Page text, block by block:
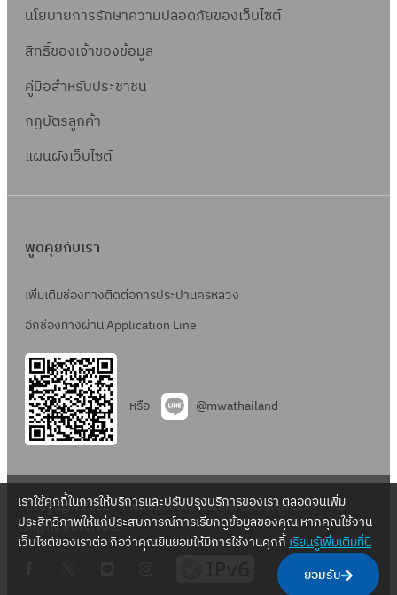
นโยบายการรักษาความปลอดภัยของเว็บไซต์
สิทธิ์ของเจ้าของข้อมูล
คู่มือสำหรับประชาชน
กฎบัตรลูกค้า
แผนผังเว็บไซต์
พูดคุยกับเรา
เพิ่มเติมช่องทางติดต่อการประปานครหลวง
อีกช่องทางผ่าน Application Line
หรือ @mwathailand
Copyright 2022 – Metropolitan Waterworks Authority – All
Rights Reserved.
เราใช้คุกกี้ในการให้บริการและปรับปรุงบริการของเรา ตลอดจนเพิ่ม
ประสิทธิภาพให้แก่ประสบการณ์การเรียกดูข้อมูลของคุณ หากคุณใช้งาน
เว็บไซต์ของเราต่อ ถือว่าคุณยินยอมให้มีการใช้งานคุกกี้เรียนรู้เพิ่มเติมที่นี่
ยอมรับ